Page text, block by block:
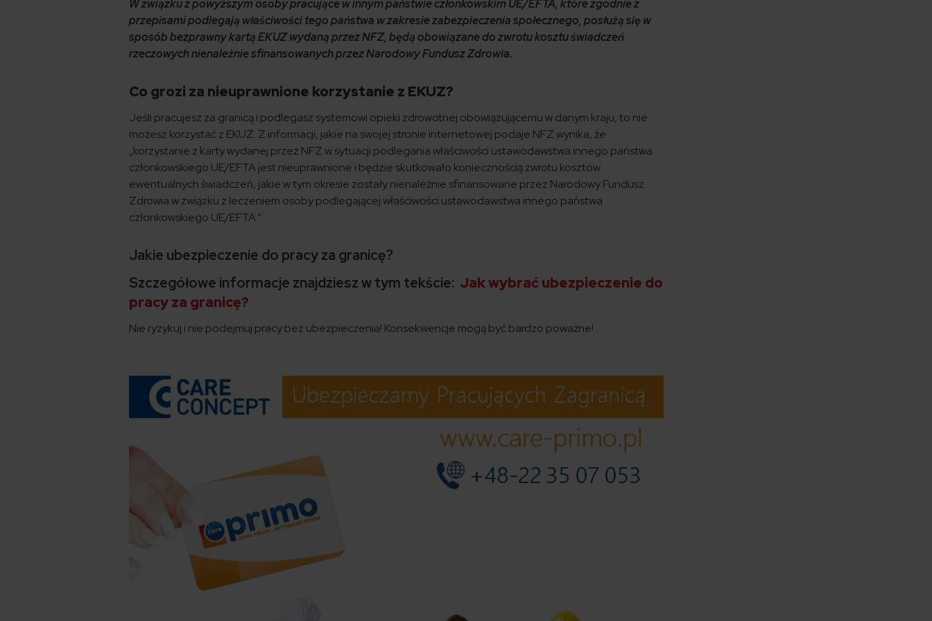
W związku z powyższym osoby pracujące w innym państwie członkowskim UE/EFTA, które zgodnie z
przepisami podlegają właściwości tego państwa w zakresie zabezpieczenia społecznego, posłużą się w
sposób bezprawny kartą EKUZ wydaną przez NFZ, będą obowiązane do zwrotu kosztu świadczeń
rzeczowych nienależnie sfinansowanych przez Narodowy Fundusz Zdrowia.
Co grozi za nieuprawnione korzystanie z EKUZ?
Jeśli pracujesz za granicą i podlegasz systemowi opieki zdrowotnej obowiązującemu w danym kraju, to nie
możesz korzystać z EKUZ. Z informacji, jakie na swojej stronie internetowej podaje NFZ wynika, że
„korzystanie z karty wydanej przez NFZ w sytuacji podlegania właściwości ustawodawstwa innego państwa
członkowskiego UE/EFTA jest nieuprawnione i będzie skutkowało koniecznością zwrotu kosztów
ewentualnych świadczeń, jakie w tym okresie zostały nienależnie sfinansowane przez Narodowy Fundusz
Zdrowia w związku z leczeniem osoby podlegającej właściwości ustawodawstwa innego państwa
członkowskiego UE/EFTA.”
Jakie ubezpieczenie do pracy za granicę?
Szczegółowe informacje znajdziesz w tym tekście: Jak wybrać ubezpieczenie do
pracy za granicę?
Nie ryzykuj i nie podejmuj pracy bez ubezpieczenia! Konsekwencje mogą być bardzo poważne!